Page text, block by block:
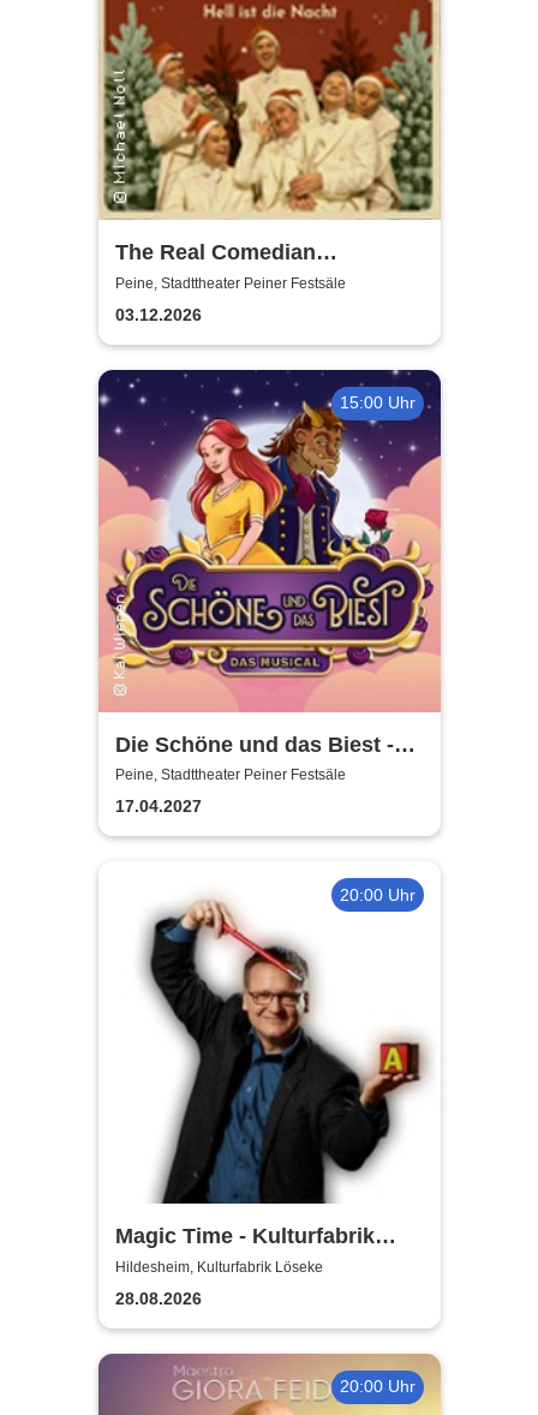
The Real Comedian
Harmonists - Die
Weihnachtsshow - Hell ist die
Nacht
Peine, Stadttheater Peiner Festsäle
03.12.2026
15:00 Uhr
Die Schöne und das Biest -
das Musical | Theater Liberi
Peine, Stadttheater Peiner Festsäle
17.04.2027
20:00 Uhr
Magic Time - Kulturfabrik
Löseke
Hildesheim, Kulturfabrik Löseke
28.08.2026
20:00 Uhr